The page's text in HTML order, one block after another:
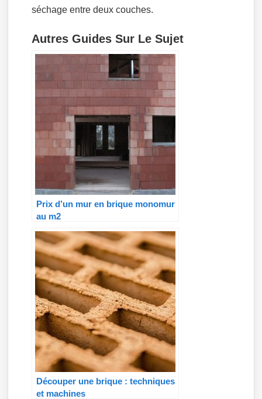
séchage entre deux couches.
Autres Guides Sur Le Sujet
Prix d’un mur en brique monomur
au m2
Découper une brique : techniques
et machines